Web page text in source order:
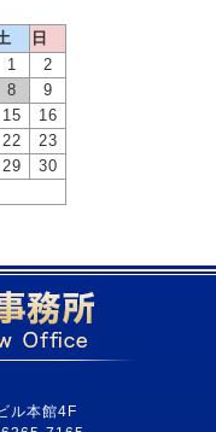
日
1
2
8
9
15
16
22
23
29
30
ル本館4F